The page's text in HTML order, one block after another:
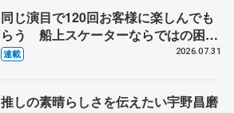
同じ演目で120回お客様に楽しんでも
らう 船上スケーターならではの困難
とは 影響あったPIW前キャプテン松
連載 2026.07.31
推しの素晴らしさを伝えたい宇野昌磨